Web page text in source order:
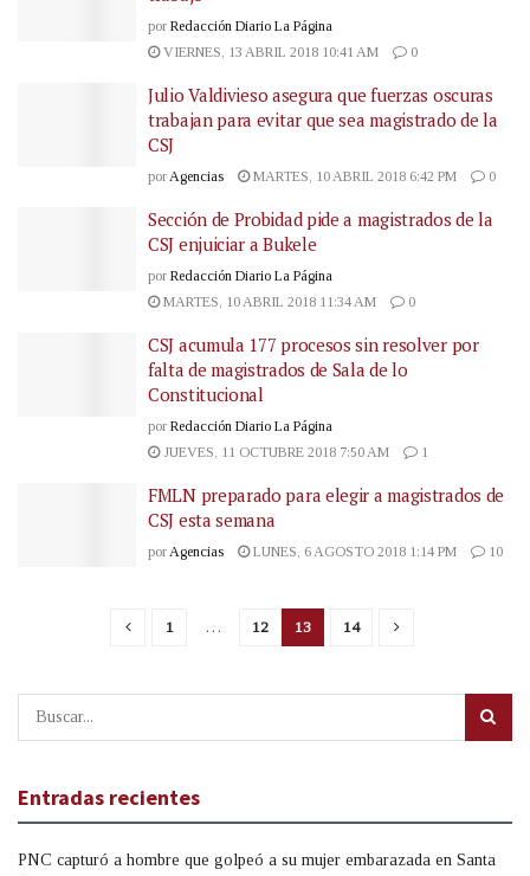
por Redacción Diario La Página
VIERNES, 13 ABRIL 2018 10:41 AM
0
Julio Valdivieso asegura que fuerzas oscuras
trabajan para evitar que sea magistrado de la
CSJ
por Agencias MARTES, 10 ABRIL 2018 6:42 PM 0
Sección de Probidad pide a magistrados de la
CSJ enjuiciar a Bukele
por Redacción Diario La Página
MARTES, 10 ABRIL 2018 11:34 AM
0
CSJ acumula 177 procesos sin resolver por
falta de magistrados de Sala de lo
Constitucional
por Redacción Diario La Página
JUEVES, 11 OCTUBRE 2018 7:50 AM
1
FMLN preparado para elegir a magistrados de
CSJ esta semana
por Agencias LUNES, 6 AGOSTO 2018 1:14 PM 10
1 … 12 13 14
Entradas recientes
PNC capturó a hombre que golpeó a su mujer embarazada en Santa